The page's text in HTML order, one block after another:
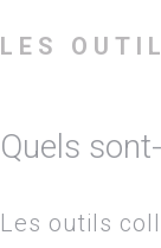
LES
Quels
Les outils